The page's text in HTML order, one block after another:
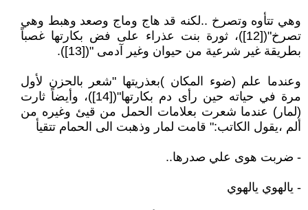
وهي تتأوه وتصرخ ..لكنه قد هاج وماج وصعد وهبط وهي
تصرخ"([12])، ثورة بنت عذراء على فض بكارتها غصباً
بطريقة غير شرعية من حيوان وغير آدمى "([13]).
وعندما علم (ضوء المكان )بعذريتها "شعر بالحزن لأول
مرة في حياته حين رأى دم بكارتها"([14])، وأيضاً ثارت
(لمار) عندما شعرت بعلامات الحمل من قيئ وغيره من
ألم ،يقول الكاتب:" قامت لمار وذهبت الى الحمام تتقيأ
- ضربت هوى علي صدرها..
- يالهوي يالهوي